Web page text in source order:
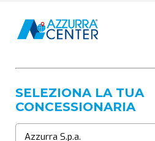
SELEZIONA LA TUA
CONCESSIONARIA